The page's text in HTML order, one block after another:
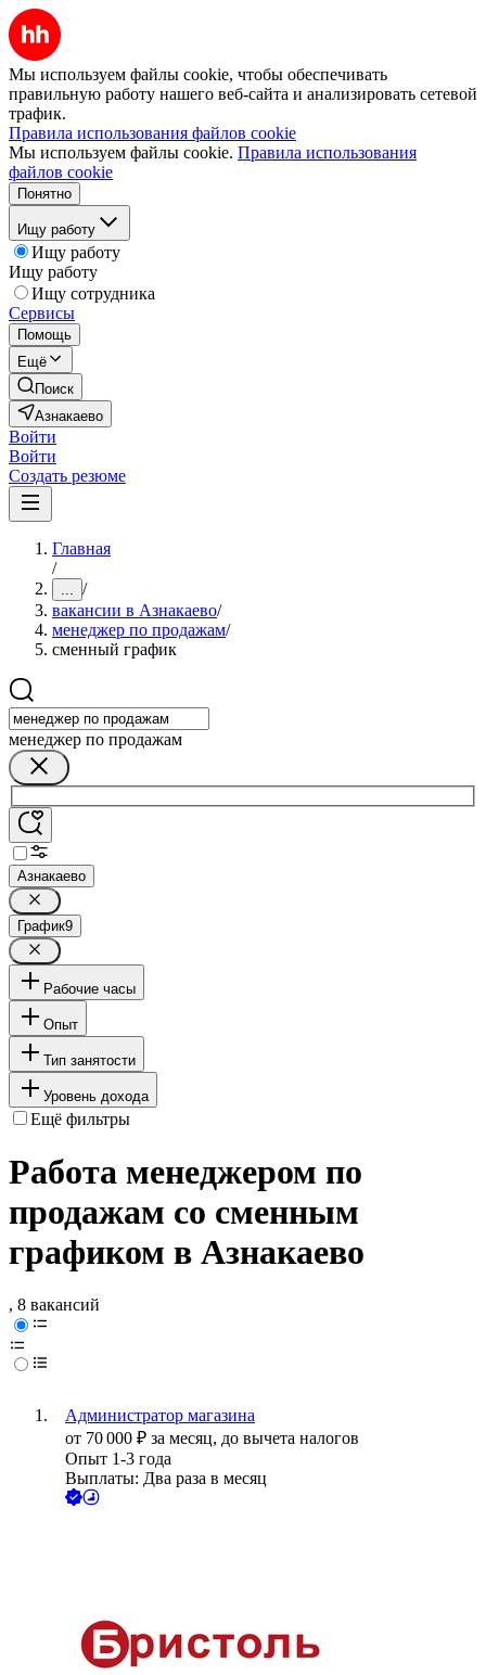
Мы используем файлы cookie, чтобы обеспечивать
правильную работу нашего веб-сайта и анализировать сетевой
трафик.
Правила использования файлов cookie
Мы используем файлы cookie. Правила использования
файлов cookie
Понятно
Ищу работу
Ищу работу
Ищу работу
Ищу сотрудника
Сервисы
Помощь
Ещё
Поиск
Азнакаево
Войти
Войти
Создать резюме
Главная
/
... /
вакансии в Азнакаево/
менеджер по продажам/
сменный график
менеджер по продажам
Азнакаево
График9
Рабочие часы
Опыт
Тип занятости
Уровень дохода
Ещё фильтры
Работа менеджером по
продажам со сменным
графиком в Азнакаево
, 8 вакансий
Администратор магазина
от 70 000 ₽ за месяц, до вычета налогов
Опыт 1-3 года
Выплаты: Два раза в месяц